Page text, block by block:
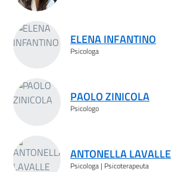
ELENA INFANTINO
Psicologa
PAOLO ZINICOLA
Psicologo
ANTONELLA LAVALLE
Psicologa | Psicoterapeuta